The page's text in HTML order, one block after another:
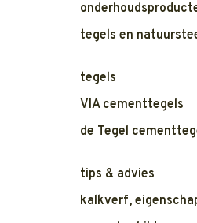
tegels en
tegels
VIA cementtegels
de Tegel
tips & advies
kalkverf,